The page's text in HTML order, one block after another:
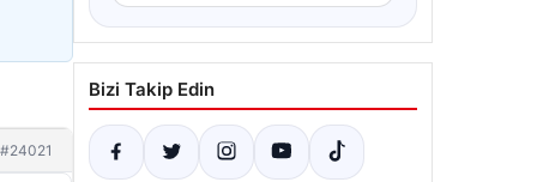
#24021
Bizi Takip Edin